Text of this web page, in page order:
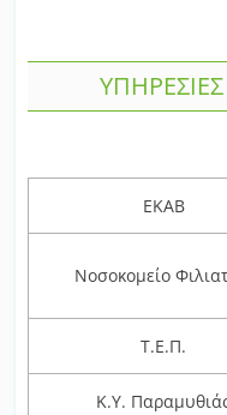
ΕΚΑΒ
Νοσοκομείο
Τ.Ε.Π.
Κ.Υ.